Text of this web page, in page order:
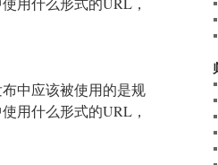
中应该被使用的是规
用什么形式的URL，